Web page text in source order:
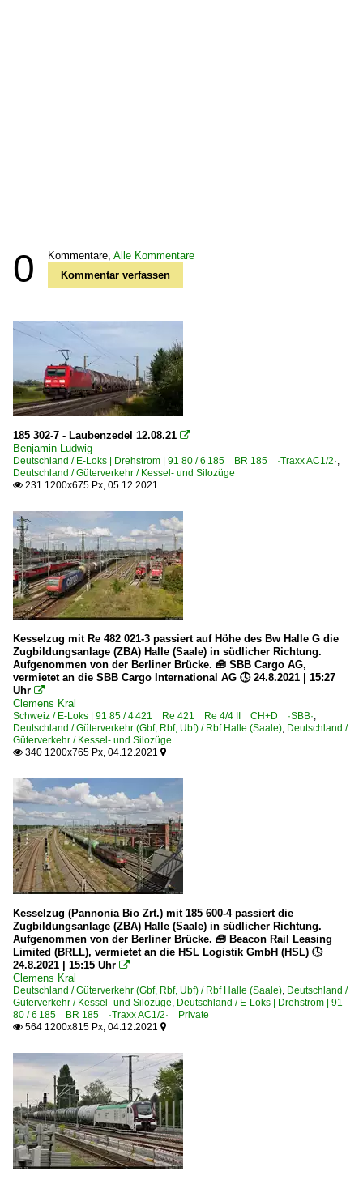
0 Kommentare, Alle Kommentare
Kommentar verfassen
185 302-7 - Laubenzedel 12.08.21 
Benjamin Ludwig
Deutschland / E-Loks | Drehstrom | 91 80 / 6 185 BR 185 ·Traxx AC1/2·,
Deutschland / Güterverkehr / Kessel- und Silozüge
 231 1200x675 Px, 05.12.2021
Kesselzug mit Re 482 021-3 passiert auf Höhe des Bw Halle G die
Zugbildungsanlage (ZBA) Halle (Saale) in südlicher Richtung.
Aufgenommen von der Berliner Brücke. 🧰 SBB Cargo AG,
vermietet an die SBB Cargo International AG 🕓 24.8.2021 | 15:27
Uhr 
Clemens Kral
Schweiz / E-Loks | 91 85 / 4 421 Re 421 Re 4/4 II CH+D ·SBB·,
Deutschland / Güterverkehr (Gbf, Rbf, Ubf) / Rbf Halle (Saale), Deutschland /
Güterverkehr / Kessel- und Silozüge
 340 1200x765 Px, 04.12.2021 
Kesselzug (Pannonia Bio Zrt.) mit 185 600-4 passiert die
Zugbildungsanlage (ZBA) Halle (Saale) in südlicher Richtung.
Aufgenommen von der Berliner Brücke. 🧰 Beacon Rail Leasing
Limited (BRLL), vermietet an die HSL Logistik GmbH (HSL) 🕓
24.8.2021 | 15:15 Uhr 
Clemens Kral
Deutschland / Güterverkehr (Gbf, Rbf, Ubf) / Rbf Halle (Saale), Deutschland /
Güterverkehr / Kessel- und Silozüge, Deutschland / E-Loks | Drehstrom | 91
80 / 6 185 BR 185 ·Traxx AC1/2· Private
 564 1200x815 Px, 04.12.2021 